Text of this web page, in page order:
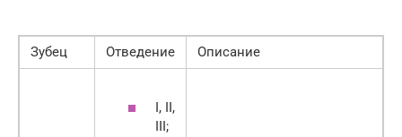
Зубец Отведение Описание
Ι, ΙΙ,
ΙΙΙ;